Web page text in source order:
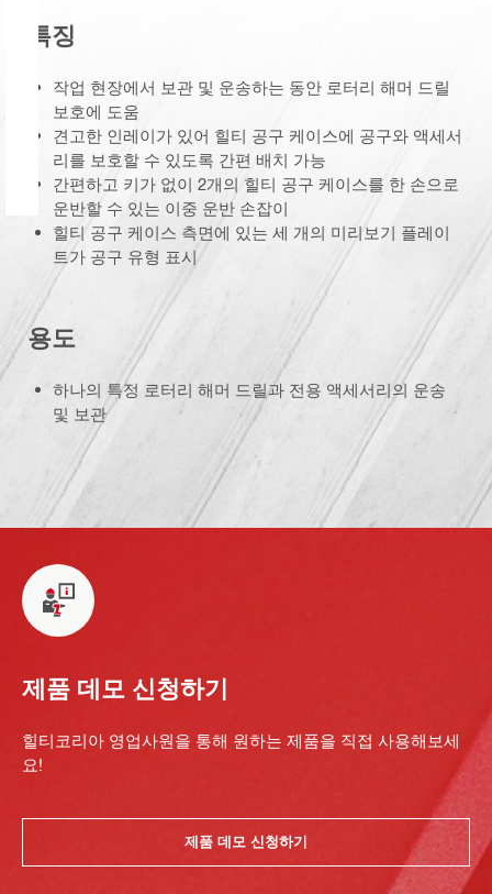
특징
작업 현장에서 보관 및 운송하는 동안 로터리 해머 드릴
보호에 도움
견고한 인레이가 있어 힐티 공구 케이스에 공구와 액세서
리를 보호할 수 있도록 간편 배치 가능
간편하고 키가 없이 2개의 힐티 공구 케이스를 한 손으로
운반할 수 있는 이중 운반 손잡이
힐티 공구 케이스 측면에 있는 세 개의 미리보기 플레이
트가 공구 유형 표시
용도
하나의 특정 로터리 해머 드릴과 전용 액세서리의 운송
및 보관
제품 데모 신청하기
힐티코리아 영업사원을 통해 원하는 제품을 직접 사용해보세
요!
제품 데모 신청하기